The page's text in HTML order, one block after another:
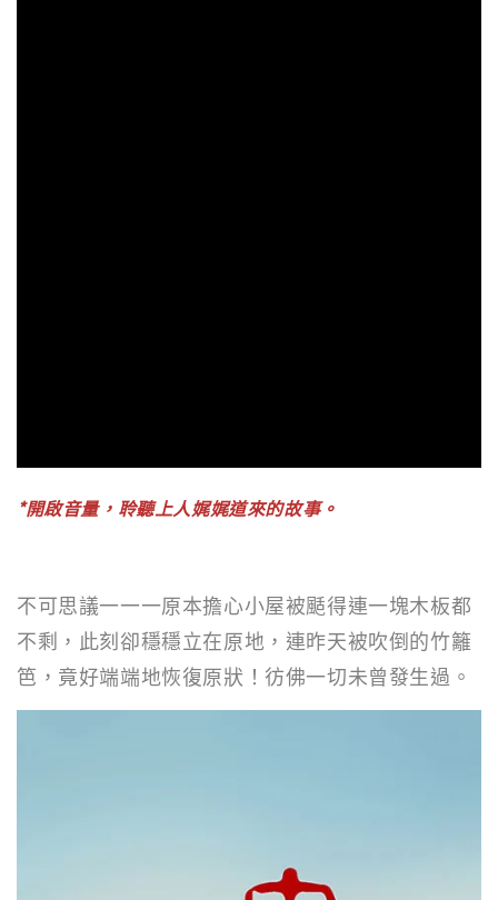
*開啟音量，聆聽上人娓娓道來的故事。
不可思議一一一原本擔心小屋被颳得連一塊木板都
不剩，此刻卻穩穩立在原地，連昨天被吹倒的竹籬
笆，竟好端端地恢復原狀！彷佛一切未曾發生過。